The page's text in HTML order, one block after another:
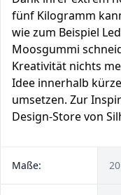
fünf Kilogramm
wie zum Beispiel
Moosgummi
Kreativität nichts
Idee innerhalb
umsetzen. Zur
Design-Store von
Maße: